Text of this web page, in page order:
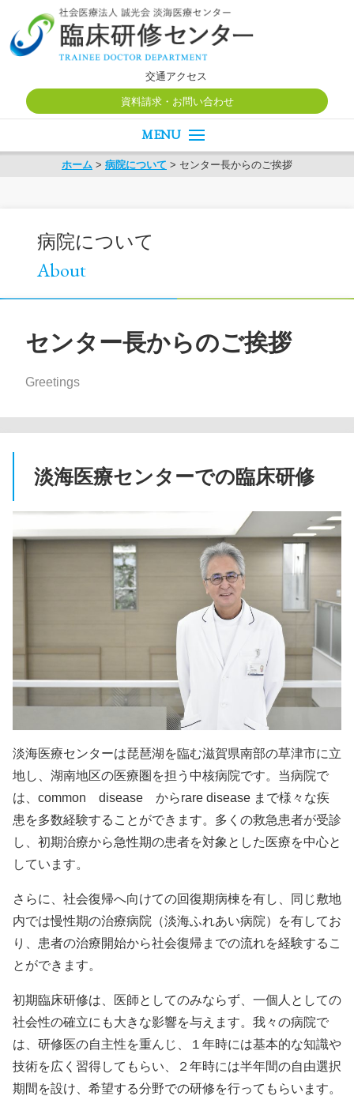
交通アクセス
資料請求・お問い合わせ
専攻医/後期研修医
インタビュー
紹介動画
研修風景
ホーム > 病院について > センター長からのご挨拶
病院について
About
センター長からのご挨拶
Greetings
淡海医療センターでの臨床研修
淡海医療センターは琵琶湖を臨む滋賀県南部の草津市に立
地し、湖南地区の医療圏を担う中核病院です。当病院で
は、common disease からrare disease まで様々な疾
患を多数経験することができます。多くの救急患者が受診
し、初期治療から急性期の患者を対象とした医療を中心と
しています。
さらに、社会復帰へ向けての回復期病棟を有し、同じ敷地
内では慢性期の治療病院（淡海ふれあい病院）を有してお
り、患者の治療開始から社会復帰までの流れを経験するこ
とができます。
初期臨床研修は、医師としてのみならず、一個人としての
社会性の確立にも大きな影響を与えます。我々の病院で
は、研修医の自主性を重んじ、１年時には基本的な知識や
技術を広く習得してもらい、２年時には半年間の自由選択
期間を設け、希望する分野での研修を行ってもらいます。